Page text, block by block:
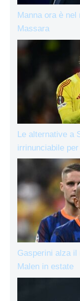
Manna ora è
Massara
Le alternative a
irrinunciabile
Gasperini alza
Malen in estate